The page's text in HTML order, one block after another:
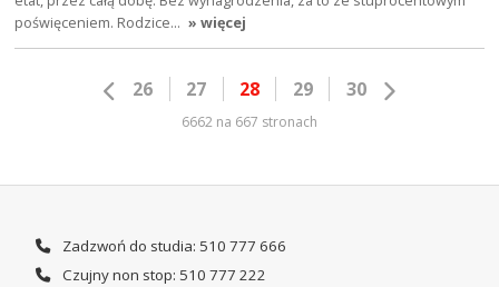
poświęceniem. Rodzice… » więcej
26 27 28 29 30
6662 na 667 stronach
Zadzwoń do studia: 510 777 666
Czujny non stop: 510 777 222